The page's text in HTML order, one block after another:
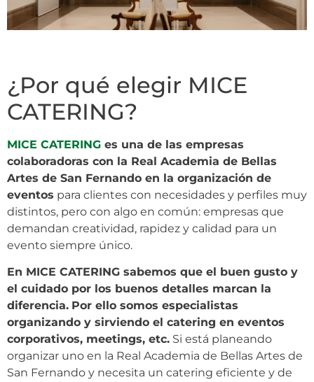
¿Por qué elegir MICE
CATERING?
MICE CATERING es una de las empresas
colaboradoras con la Real Academia de Bellas
Artes de San Fernando en la organización de
eventos para clientes con necesidades y perfiles muy
distintos, pero con algo en común: empresas que
demandan creatividad, rapidez y calidad para un
evento siempre único.
En MICE CATERING sabemos que el buen gusto y
el cuidado por los buenos detalles marcan la
diferencia. Por ello somos especialistas
organizando y sirviendo el catering en eventos
corporativos, meetings, etc. Si está planeando
organizar uno en la Real Academia de Bellas Artes de
San Fernando y necesita un catering eficiente y de